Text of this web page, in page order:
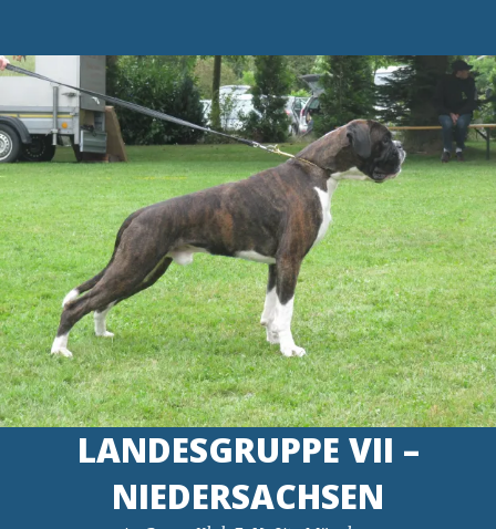
LANDESGRUPPE VII –
NIEDERSACHSEN